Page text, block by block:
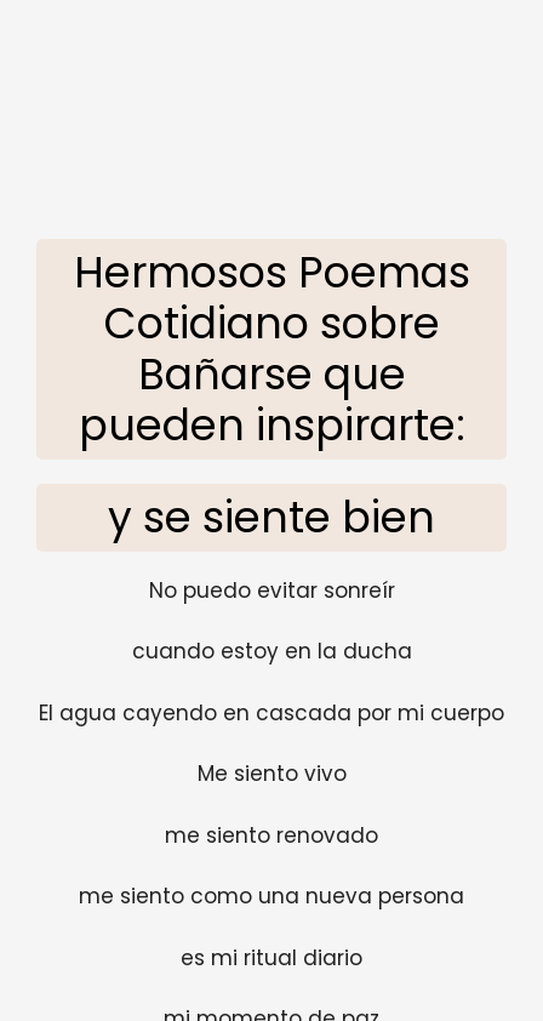
Hermosos Poemas
Cotidiano sobre
Bañarse que
pueden inspirarte:
y se siente bien
No puedo evitar sonreír
cuando estoy en la ducha
El agua cayendo en cascada por mi cuerpo
Me siento vivo
me siento renovado
me siento como una nueva persona
es mi ritual diario